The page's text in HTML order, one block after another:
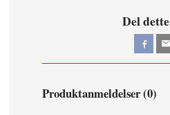
Del dette
Produktanmeldelser (0)